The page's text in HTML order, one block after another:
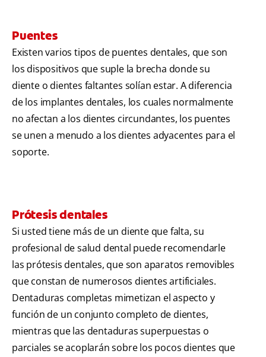
Puentes
Existen varios tipos de puentes dentales, que son
los dispositivos que suple la brecha donde su
diente o dientes faltantes solían estar. A diferencia
de los implantes dentales, los cuales normalmente
no afectan a los dientes circundantes, los puentes
se unen a menudo a los dientes adyacentes para el
soporte.
Prótesis dentales
Si usted tiene más de un diente que falta, su
profesional de salud dental puede recomendarle
las prótesis dentales, que son aparatos removibles
que constan de numerosos dientes artificiales.
Dentaduras completas mimetizan el aspecto y
función de un conjunto completo de dientes,
mientras que las dentaduras superpuestas o
parciales se acoplarán sobre los pocos dientes que